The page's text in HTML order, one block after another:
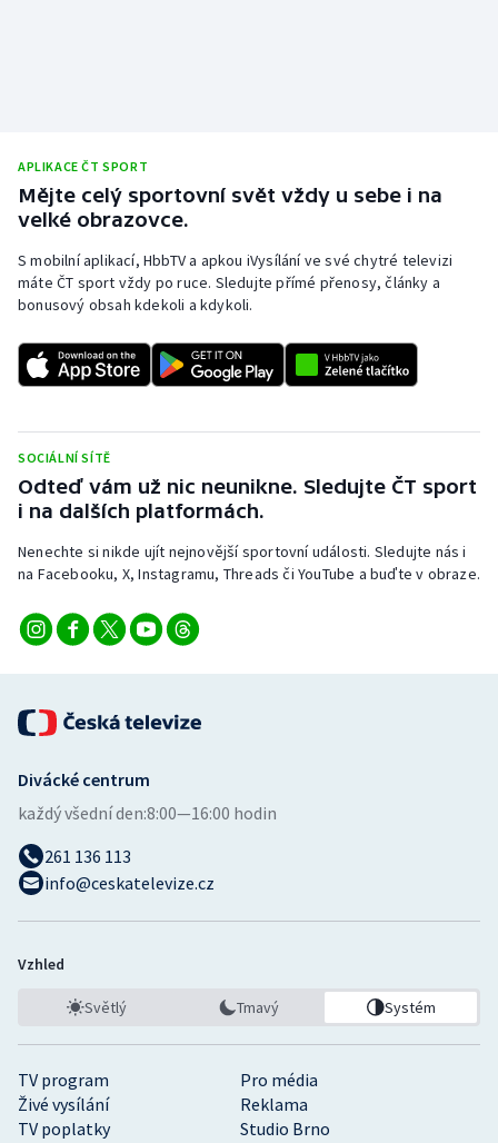
APLIKACE ČT SPORT
Mějte celý sportovní svět vždy u sebe i na
velké obrazovce.
S mobilní aplikací, HbbTV a apkou iVysílání ve své chytré televizi
máte ČT sport vždy po ruce. Sledujte přímé přenosy, články a
bonusový obsah kdekoli a kdykoli.
SOCIÁLNÍ SÍTĚ
Odteď vám už nic neunikne. Sledujte ČT sport
i na dalších platformách.
Nenechte si nikde ujít nejnovější sportovní události. Sledujte nás i
na Facebooku, X, Instagramu, Threads či YouTube a buďte v obraze.
TV program
Pro média
Živé vysílání
Reklama
TV poplatky
Studio Brno
Divácké centrum
každý všední den:8:00—16:00 hodin
261 136 113
info@ceskatelevize.cz
Vzhled
Světlý Tmavý Systém